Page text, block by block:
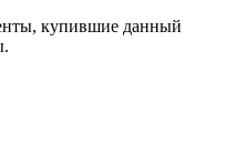
купившие данный